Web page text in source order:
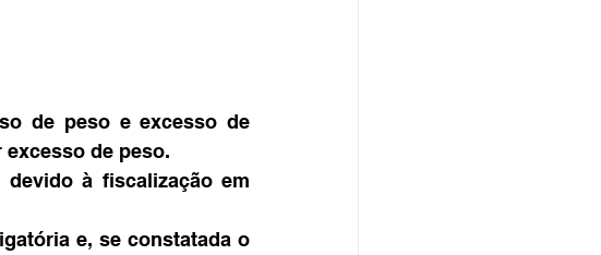
de peso e excesso de
de peso.
à fiscalização em
e, se constatada o